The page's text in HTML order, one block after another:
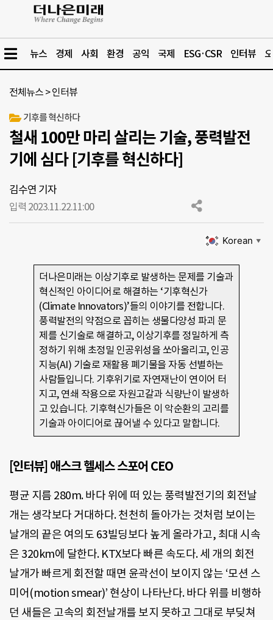
뉴스 경제 사회 환경 공익 국제 ESG·CSR 인터뷰
전체뉴스 >인터뷰
기후를 혁신하다
철새 100만 마리 살리는 기술, 풍력발전
기에 심다 [기후를 혁신하다]
김수연 기자
입력 2023.11.22.11:00
Korean ▼
더나은미래는 이상기후로 발생하는 문제를 기술과
혁신적인 아이디어로 해결하는 ‘기후혁신가
(Climate Innovators)’들의 이야기를 전합니다.
풍력발전의 약점으로 꼽히는 생물다양성 파괴 문
제를 신기술로 해결하고, 이상기후를 정밀하게 측
정하기 위해 초정밀 인공위성을 쏘아올리고, 인공
지능(AI) 기술로 재활용 폐기물을 자동 선별하는
사람들입니다. 기후위기로 자연재난이 연이어 터
지고, 연쇄 작용으로 자원고갈과 식량난이 발생하
고 있습니다. 기후혁신가들은 이 악순환의 고리를
기술과 아이디어로 끊어낼 수 있다고 말합니다.
[인터뷰] 애스크 헬세스 스포어 CEO
평균 지름 280m. 바다 위에 떠 있는 풍력발전기의 회전날
개는 생각보다 거대하다. 천천히 돌아가는 것처럼 보이는
날개의 끝은 여의도 63빌딩보다 높게 올라가고, 최대 시속
은 320km에 달한다. KTX보다 빠른 속도다. 세 개의 회전
날개가 빠르게 회전할 때면 윤곽선이 보이지 않는 ‘모션 스
미어(motion smear)’ 현상이 나타난다. 바다 위를 비행하
던 새들은 고속의 회전날개를 보지 못하고 그대로 부딪쳐